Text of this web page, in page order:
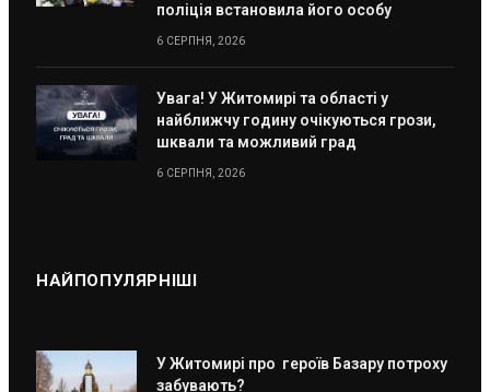
поліція встановила його особу
6 СЕРПНЯ, 2026
Увага! У Житомирі та області у
найближчу годину очікуються грози,
шквали та можливий град
6 СЕРПНЯ, 2026
НАЙПОПУЛЯРНІШІ
У Житомирі про героїв Базару потроху
забувають?